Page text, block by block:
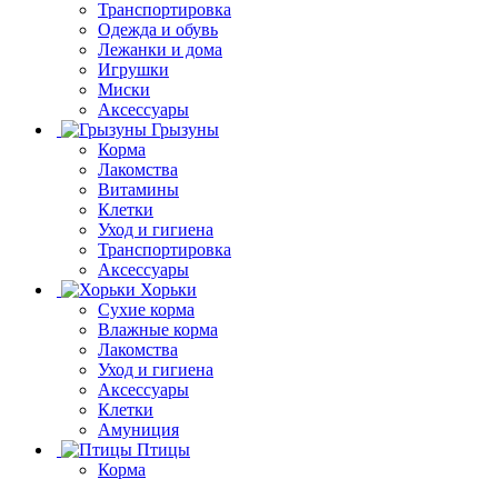
Транспортировка
Одежда и обувь
Лежанки и дома
Игрушки
Миски
Аксессуары
Грызуны
Корма
Лакомства
Витамины
Клетки
Уход и гигиена
Транспортировка
Аксессуары
Хорьки
Сухие корма
Влажные корма
Лакомства
Уход и гигиена
Аксессуары
Клетки
Амуниция
Птицы
Корма